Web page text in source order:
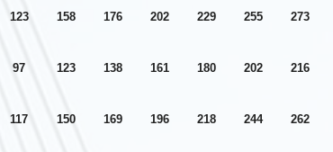
123 158 176 202 229 255 273
97 123 138 161 180 202 216
117 150 169 196 218 244 262